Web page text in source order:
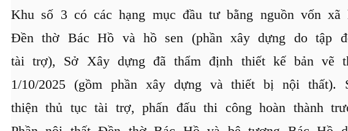
Khu số 3 có các hạng mục đầu tư bằng nguồn vốn xã
Đền thờ Bác Hồ và hồ sen (phần xây dựng do tập
tài trợ), Sở Xây dựng đã thẩm định thiết kế bản vẽ
1/10/2025 (gồm phần xây dựng và thiết bị nội thất).
thiện thủ tục tài trợ, phấn đấu thi công hoàn thành